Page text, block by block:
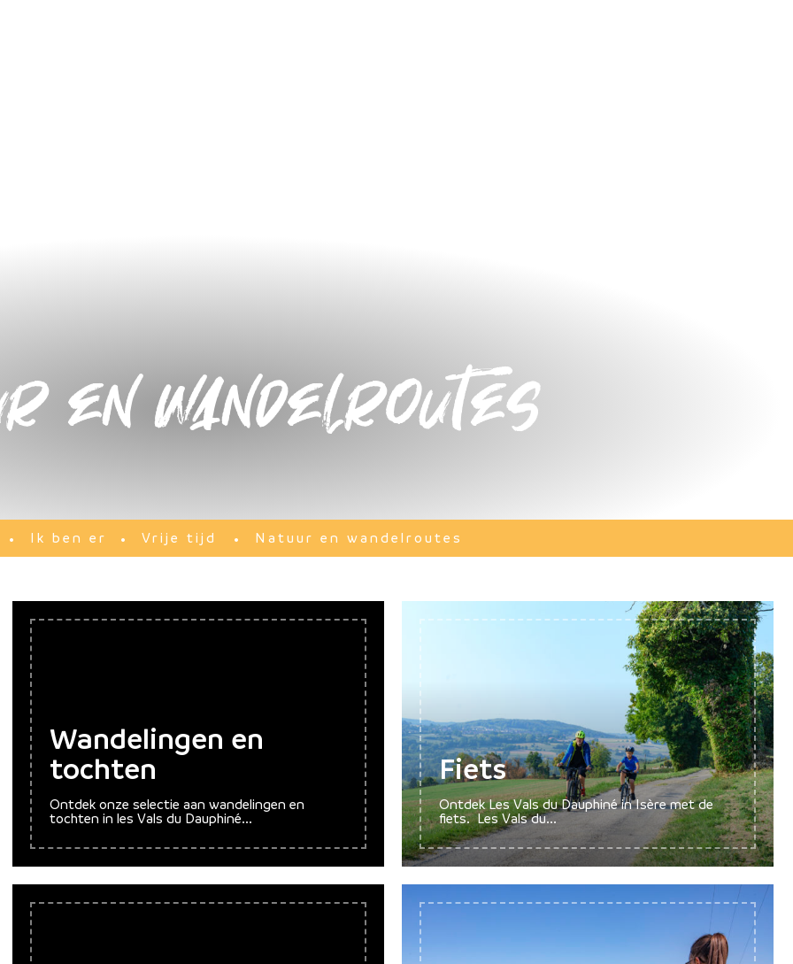
en wandelroutes
Ik ben er Vrije tijd Natuur en wandelroutes
Wandelingen en
tochten
Ontdek onze selectie aan wandelingen en
tochten in les Vals du Dauphiné...
Fiets
Ontdek Les Vals du Dauphiné in Isère met de
fiets. Les Vals du...